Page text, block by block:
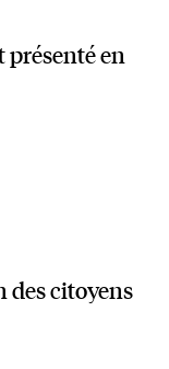
en
des citoyens